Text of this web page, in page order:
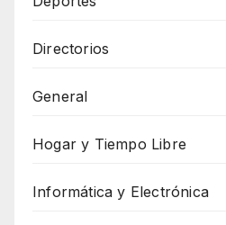
Directorios
General
Hogar y Tiempo Libre
Informática y Electrónica